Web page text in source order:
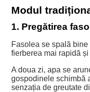
Modul
1. Pregătirea
Fasolea se spală
fierberea mai rapidă
A doua zi, apa se
gospodinele schimbă
senzația de greutate